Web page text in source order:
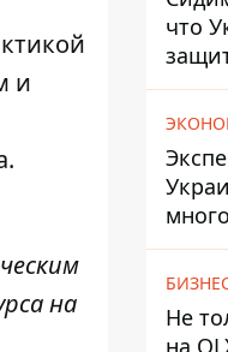
и
на
что
света
Не
на